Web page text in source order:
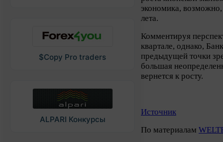
$Copy Pro traders
ALPARI Конкурсы
экономика,
лета.
Комментируя
квартале, однако,
предыдущей точки
большая
вернется к росту.
Источник
По материалам